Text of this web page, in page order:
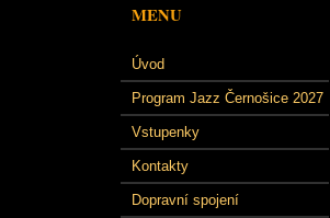
MENU
Úvod
Program Jazz Černošice 2027
Vstupenky
Kontakty
Dopravní spojení